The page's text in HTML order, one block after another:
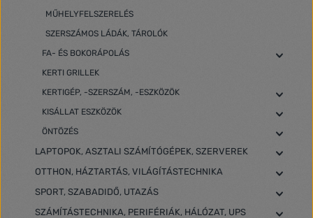
MŰHELYFELSZERELÉS
SZERSZÁMOS LÁDÁK, TÁROLÓK
FA- ÉS BOKORÁPOLÁS
KERTI GRILLEK
KERTIGÉP, -SZERSZÁM, -ESZKÖZÖK
KISÁLLAT ESZKÖZÖK
ÖNTÖZÉS
LAPTOPOK, ASZTALI SZÁMÍTÓGÉPEK, SZERVEREK
OTTHON, HÁZTARTÁS, VILÁGÍTÁSTECHNIKA
SPORT, SZABADIDŐ, UTAZÁS
SZÁMÍTÁSTECHNIKA, PERIFÉRIÁK, HÁLÓZAT, UPS